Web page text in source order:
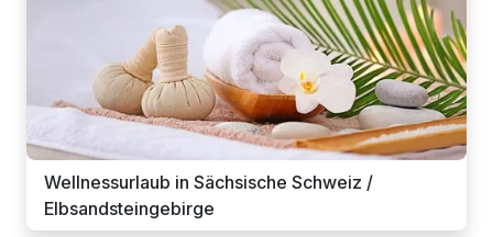
Wellnessurlaub in Sächsische Schweiz /
Elbsandsteingebirge